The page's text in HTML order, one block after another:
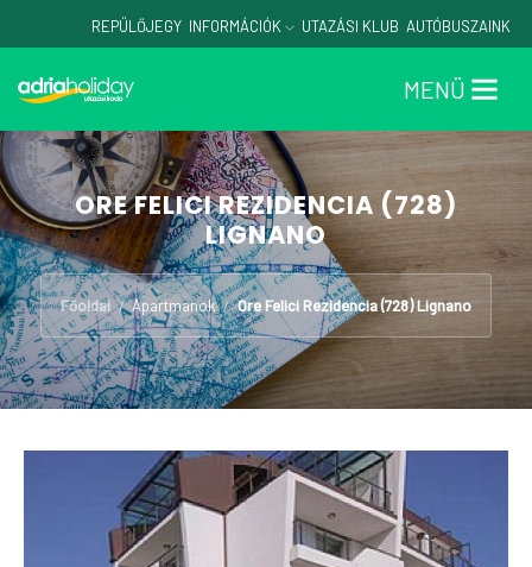
REPÜLŐJEGY INFORMÁCIÓK UTAZÁSI KLUB AUTÓBUSZAINK
MENÜ
ORE FELICI REZIDENCIA (728)
LIGNANO
Főoldal / Apartmanok / Ore Felici Rezidencia (728) Lignano